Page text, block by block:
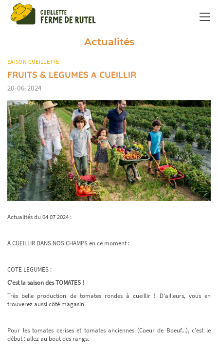
Actualités
SAISON CUEILLETTE
FRUITS & LEGUMES A CUEILLIR
20-06-2024
Actualités du 04 07 2024 :
A CUEILLIR DANS NOS CHAMPS en ce moment :
COTE LEGUMES :
C'est la saison des TOMATES !
Très belle production de tomates rondes à cueillir ! D'ailleurs, vous en
trouverez aussi côté magasin
Pour les tomates cerises et tomates anciennes (Coeur de Boeuf...), c'est le
début : allez au bout des rangs.
Panneau de gestion des cookies